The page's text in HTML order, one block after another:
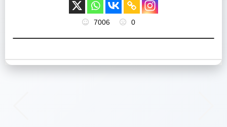
7006 0